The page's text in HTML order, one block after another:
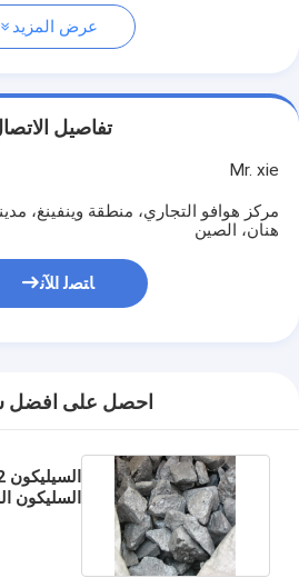
عرض المزيد
تفاصيل
Mr. xie
مركز هوافو التجاري، منطقة وينفينغ،
هنان، الصين
ﺎﺘﺼﻟ ﺍﻶﻧ
احصل على افضل
السليكون